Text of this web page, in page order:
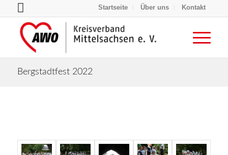
Startseite Über uns Kontakt
Bergstadtfest 2022